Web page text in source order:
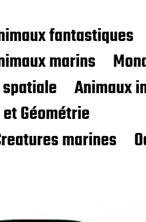
fantastiques
marins
Animaux
Géométrie
marines